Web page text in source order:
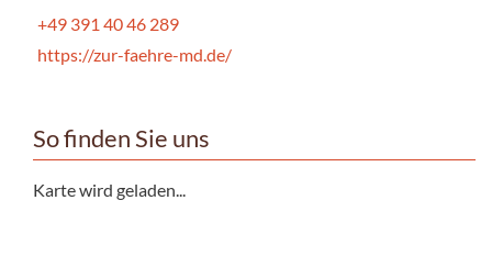
+49 391 40 46 289
https://zur-faehre-md.de/
So finden Sie uns
Karte wird geladen...